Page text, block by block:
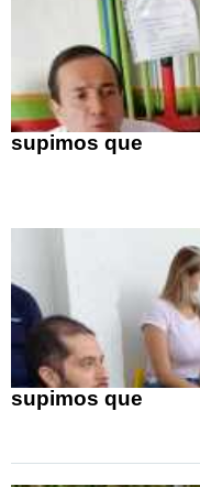
supimos que
supimos que